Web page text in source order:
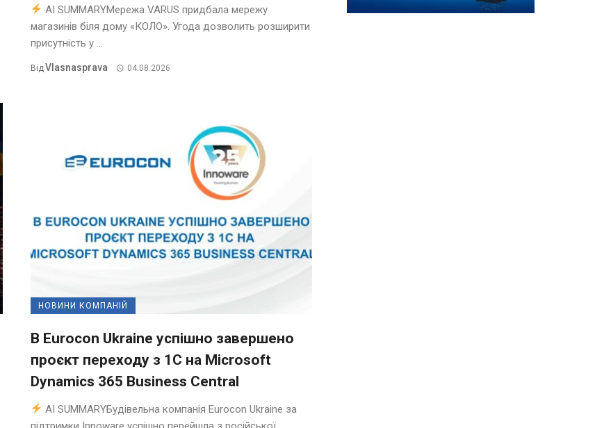
AI SUMMARYМережа VARUS придбала мережу
магазинів біля дому «КОЛО». Угода дозволить розширити
присутність у ...
ВідVlasnasprava 04.08.2026
НОВИНИ КОМПАНІЙ
В Eurocon Ukraine успішно завершено
проєкт переходу з 1С на Microsoft
Dynamics 365 Business Central
AI SUMMARYБудівельна компанія Eurocon Ukraine за